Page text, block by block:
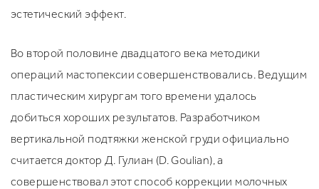
эстетический эффект.
Во второй половине двадцатого века методики
операций мастопексии совершенствовались. Ведущим
пластическим хирургам того времени удалось
добиться хороших результатов. Разработчиком
вертикальной подтяжки женской груди официально
считается доктор Д. Гулиан (D. Goulian), а
совершенствовал этот способ коррекции молочных